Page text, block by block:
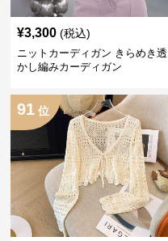
¥3,300 (税込)
ニットカーディガン きらめき透
かし編みカーディガン
91 位